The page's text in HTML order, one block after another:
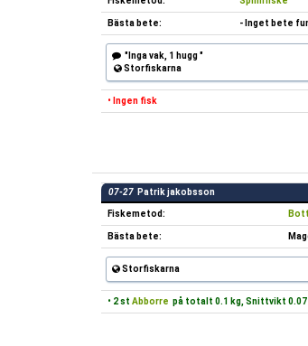
Bästa bete: - Inget bete
"Inga vak, 1 hugg "
Storfiskarna
• Ingen fisk
07-27 Patrik jakobsson
Fiskemetod:
Bästa bete:
Storfiskarna
• 2 st Abborre på totalt 0.1 kg, Snittvikt